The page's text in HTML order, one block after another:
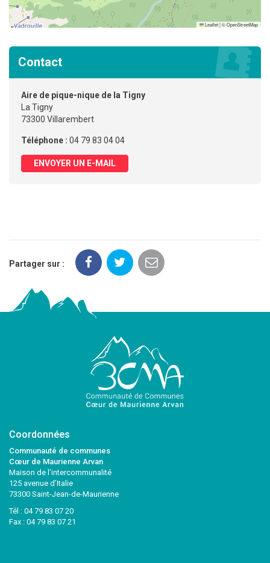
Leaflet|©OpenStreetMap
Contact
Aire de pique-nique de la Tigny
La Tigny
73300 Villarembert
Téléphone : 04 79 83 04 04
ENVOYER UN E-MAIL
Partager sur :
Coordonnées
Communauté de communes
Cœur de Maurienne Arvan
Maison de l’intercommunalité
125 avenue d’Italie
73300 Saint-Jean-de-Maurienne
Tél : 04 79 83 07 20
Fax : 04 79 83 07 21